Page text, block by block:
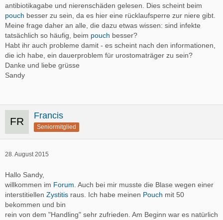
antibiotikagabe und nierenschäden gelesen. Dies scheint beim
pouch besser zu sein, da es hier eine rücklaufsperre zur niere gibt.
Meine frage daher an alle, die dazu etwas wissen: sind infekte
tatsächlich so häufig, beim pouch besser?
Habt ihr auch probleme damit - es scheint nach den informationen,
die ich habe, ein dauerproblem für urostomaträger zu sein?
Danke und liebe grüsse
Sandy
Francis
Seniormitglied
28. August 2015
Hallo Sandy,
willkommen im Forum . Auch bei mir musste die Blase wegen einer
interstitiellen Zystitis raus. Ich habe meinen Pouch mit 50
bekommen und bin
rein von dem "Handling" sehr zufrieden. Am Beginn war es natürlich